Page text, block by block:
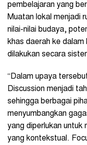
pembelajaran yang
Muatan lokal menjadi
nilai-nilai budaya,
khas daerah ke dalam
dilakukan secara
“Dalam upaya
Discussion menjadi
sehingga berbagai
menyumbangkan
yang diperlukan untuk
yang kontekstual.